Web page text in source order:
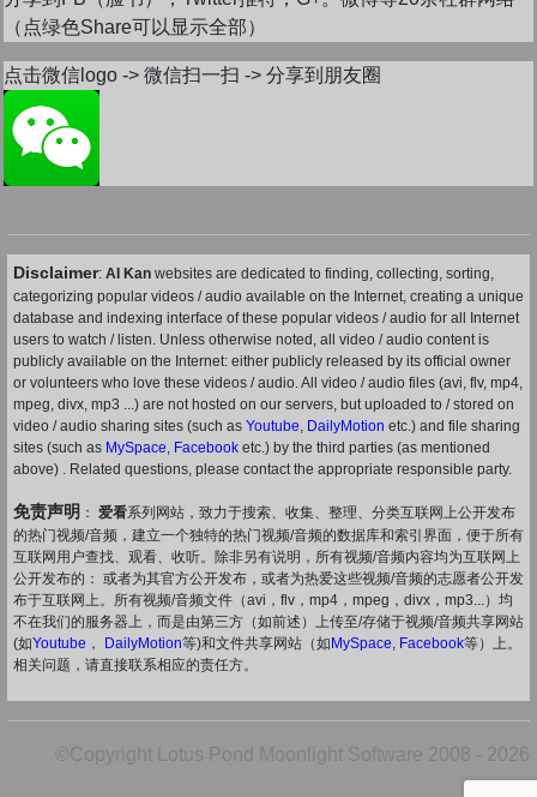
（点绿色Share可以显示全部）
点击微信logo -> 微信扫一扫 -> 分享到朋友圈
Disclaimer: AI Kan websites are dedicated to finding, collecting, sorting,
categorizing popular videos / audio available on the Internet, creating a unique
database and indexing interface of these popular videos / audio for all Internet
users to watch / listen. Unless otherwise noted, all video / audio content is
publicly available on the Internet: either publicly released by its official owner
or volunteers who love these videos / audio. All video / audio files (avi, flv, mp4,
mpeg, divx, mp3 ...) are not hosted on our servers, but uploaded to / stored on
video / audio sharing sites (such as Youtube DailyMotion etc.) and file sharing
sites (such as MySpace Facebook etc.) by the third parties (as mentioned
above) . Related questions, please contact the appropriate responsible party.
免责声明 ： 爱看系列网站，致力于搜索、收集、整理、分类互联网上公开发布
的热门视频/音频，建立一个独特的热门视频/音频的数据库和索引界面，便于所有
互联网用户查找、观看、收听。除非另有说明，所有视频/音频内容均为互联网上
公开发布的： 或者为其官方公开发布，或者为热爱这些视频/音频的志愿者公开发
布于互联网上。所有视频/音频文件（avi，flv，mp4，mpeg，divx，mp3...）均
不在我们的服务器上，而是由第三方（如前述）上传至/存储于视频/音频共享网站
(如Youtube ， DailyMotion等)和文件共享网站（如MySpace Facebook等）上。
相关问题，请直接联系相应的责任方。
©Copyright Lotus Pond Moonlight Software 2008 - 2026